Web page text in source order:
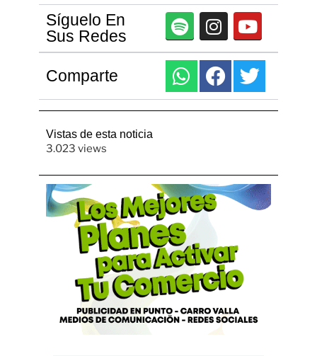
Síguelo En
Sus Redes
Comparte
Vistas de esta noticia
3.023 views